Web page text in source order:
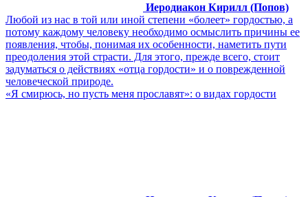
Иеродиакон Кирилл (Попов)
Любой из нас в той или иной степени «болеет» гордостью, а
потому каждому человеку необходимо осмыслить причины ее
появления, чтобы, понимая их особенности, наметить пути
преодоления этой страсти. Для этого, прежде всего, стоит
задуматься о действиях «отца гордости» и о поврежденной
человеческой природе.
«Я смирюсь, но пусть меня прославят»: о видах гордости